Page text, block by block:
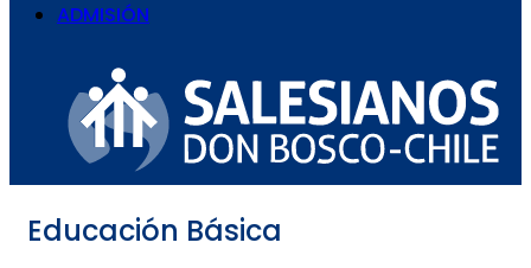
ADMISIÓN
Educación Básica